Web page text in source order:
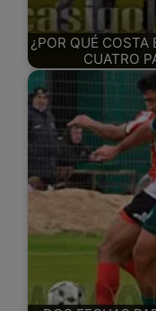
¿POR QUÉ COSTA
CUATRO